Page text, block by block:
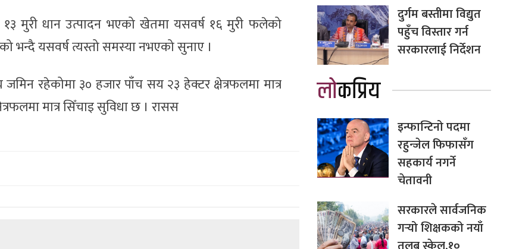
१३ मुरी धान उत्पादन भएको खेतमा यसवर्ष १६ मुरी फलेको
भन्दै यसवर्ष त्यस्तो समस्या नभएको सुनाए ।
रहेकोमा ३० हजार पाँच सय २३ हेक्टर क्षेत्रफलमा मात्र
मात्र सिँचाइ सुविधा छ । रासस
दुर्गम बस्तीमा विद्युत
पहुँच विस्तार गर्न
सरकारलाई निर्देशन
लोकप्रिय
इन्फान्टिनो पदमा
रहुन्जेल फिफासँग
सहकार्य नगर्ने
चेतावनी
सरकारले सार्वजनिक
गर्‍यो शिक्षकको नयाँ